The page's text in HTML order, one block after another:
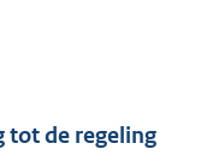
tot de regeling